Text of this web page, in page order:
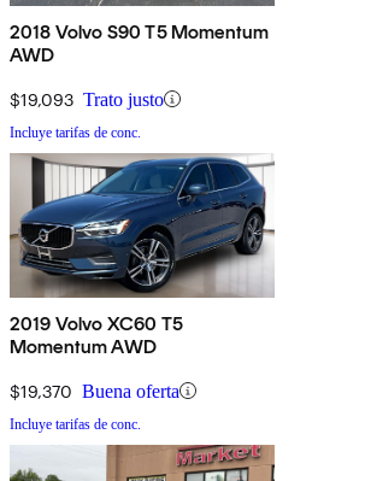
2018 Volvo S90 T5 Momentum
AWD
$19,093 Trato justo
Incluye tarifas de conc.
2019 Volvo XC60 T5
Momentum AWD
$19,370 Buena oferta
Incluye tarifas de conc.